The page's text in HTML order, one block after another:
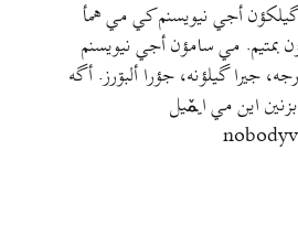
أجي نيويسنم کي مي همأ
بمتيم. مي سامؤن أجي نيويسنم
جيرا گيلؤنه، جؤرا ألبۊرز. أگه
اين مي ايمٚیل‌